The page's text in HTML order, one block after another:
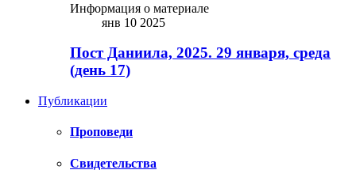
Информация о материале
янв 10 2025
Пост Даниила, 2025. 29 января, среда
(день 17)
Публикации
Проповеди
Свидетельства